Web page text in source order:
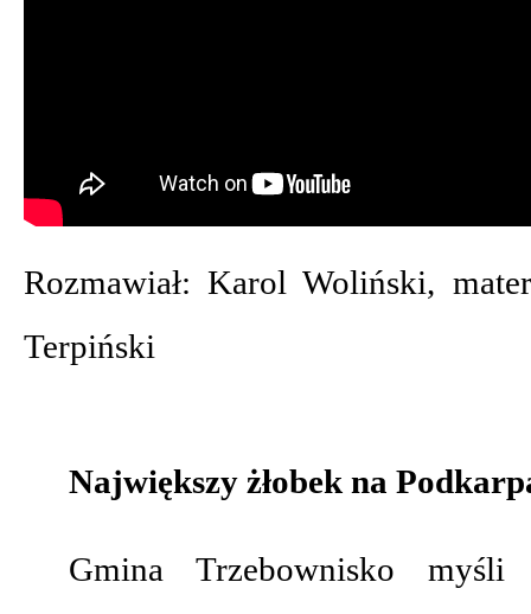
Rozmawiał: Karol Woliński,
Terpiński
Największy żłobek na
Gmina Trzebownisko